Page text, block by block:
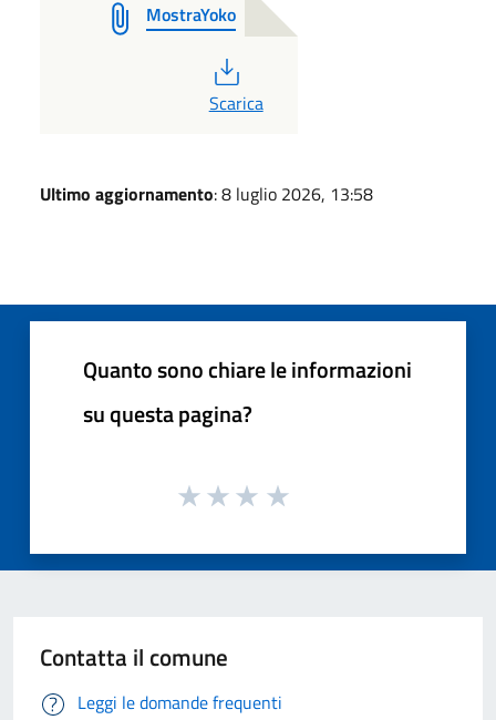
MostraYoko
PDF
Scarica
Ultimo aggiornamento: 8 luglio 2026, 13:58
Quanto sono chiare le informazioni
su questa pagina?
Contatta il comune
Leggi le domande frequenti